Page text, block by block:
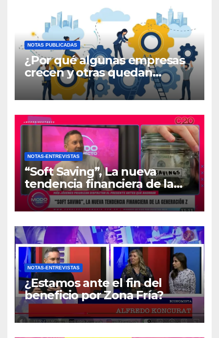
NOTAS PUBLICADAS
¿Por qué algunas empresas
crecen y otras quedan
atrapadas en el día a día?
NOTAS-ENTREVISTAS
“Soft Saving”, La nueva
tendencia financiera de la
generación Z
NOTAS-ENTREVISTAS
¿Estamos ante el fin del
beneficio por Zona Fría?